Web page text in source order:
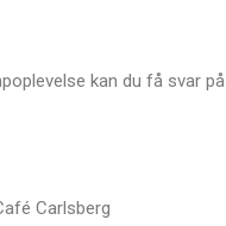
kan du få svar på
Carlsberg